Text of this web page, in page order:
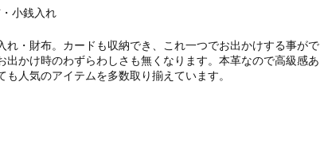
小銭入れ
・財布。カードも収納でき、これ一つでお出かけする事がで
かけ時のわずらわしさも無くなります。本革なので高級感あ
人気のアイテムを多数取り揃えています。